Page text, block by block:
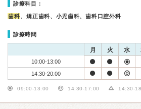
診療科目：
歯科、矯正歯科、小児歯科、歯科口腔外科
診療時間
月 火 水
10:00-13:00
14:30-20:00
09:00-13:00 14:30-17:00 14:30-